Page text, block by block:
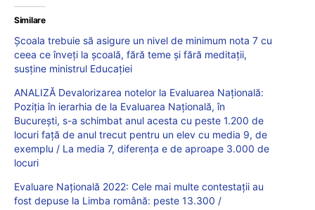
Similare
Școala trebuie să asigure un nivel de minimum nota 7 cu
ceea ce înveți la școală, fără teme și fără meditații,
susține ministrul Educației
ANALIZĂ Devalorizarea notelor la Evaluarea Națională:
Poziția în ierarhia de la Evaluarea Națională, în
București, s-a schimbat anul acesta cu peste 1.200 de
locuri față de anul trecut pentru un elev cu media 9, de
exemplu / La media 7, diferența e de aproape 3.000 de
locuri
Evaluare Națională 2022: Cele mai multe contestații au
fost depuse la Limba română: peste 13.300 /